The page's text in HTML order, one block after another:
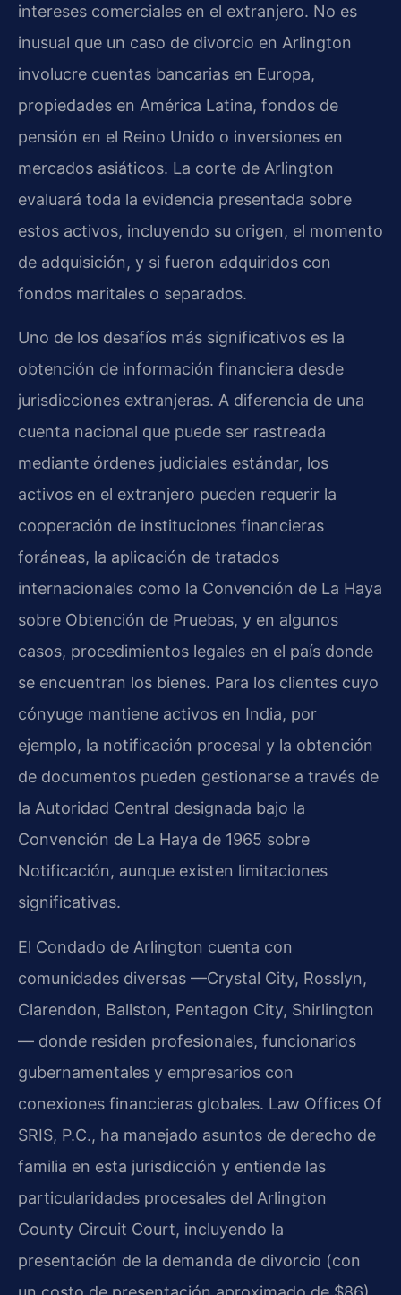
intereses comerciales en el extranjero. No es
inusual que un caso de divorcio en Arlington
involucre cuentas bancarias en Europa,
propiedades en América Latina, fondos de
pensión en el Reino Unido o inversiones en
mercados asiáticos. La corte de Arlington
evaluará toda la evidencia presentada sobre
estos activos, incluyendo su origen, el momento
de adquisición, y si fueron adquiridos con
fondos maritales o separados.
Uno de los desafíos más significativos es la
obtención de información financiera desde
jurisdicciones extranjeras. A diferencia de una
cuenta nacional que puede ser rastreada
mediante órdenes judiciales estándar, los
activos en el extranjero pueden requerir la
cooperación de instituciones financieras
foráneas, la aplicación de tratados
internacionales como la Convención de La Haya
sobre Obtención de Pruebas, y en algunos
casos, procedimientos legales en el país donde
se encuentran los bienes. Para los clientes cuyo
cónyuge mantiene activos en India, por
ejemplo, la notificación procesal y la obtención
de documentos pueden gestionarse a través de
la Autoridad Central designada bajo la
Convención de La Haya de 1965 sobre
Notificación, aunque existen limitaciones
significativas.
El Condado de Arlington cuenta con
comunidades diversas —Crystal City, Rosslyn,
Clarendon, Ballston, Pentagon City, Shirlington
— donde residen profesionales, funcionarios
gubernamentales y empresarios con
conexiones financieras globales. Law Offices Of
SRIS, P.C., ha manejado asuntos de derecho de
familia en esta jurisdicción y entiende las
particularidades procesales del Arlington
County Circuit Court, incluyendo la
presentación de la demanda de divorcio (con